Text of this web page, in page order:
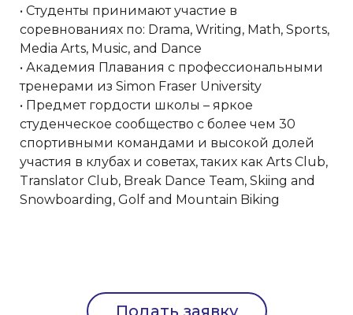
• Студенты принимают участие в
соревнованиях по: Drama, Writing, Math, Sports,
Media Arts, Music, and Dance
• Академия Плавания с профессиональными
тренерами из Simon Fraser University
• Предмет гордости школы – яркое
студенческое сообщество с более чем 30
спортивными командами и высокой долей
участия в клубах и советах, таких как Arts Club,
Translator Club, Break Dance Team, Skiing and
Snowboarding, Golf and Mountain Biking
Подать заявку